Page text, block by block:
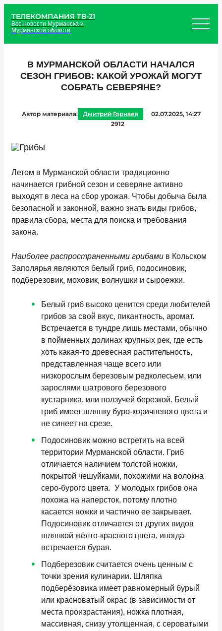
ТЕЛЕКОМПАНИЯ ТВ-21
Все новости Мурманска и
Мурманской области
В МУРМАНСКОЙ ОБЛАСТИ НАЧАЛСЯ
СЕЗОН ГРИБОВ: КАКОЙ УРОЖАЙ МОГУТ
СОБРАТЬ СЕВЕРЯНЕ?
Автор материала: Дмитрий Горнаев
02.07.2025, 14:27
2912
Летом в Мурманской области традиционно
начинается грибной сезон и северяне активно
выходят в леса на сбор урожая. Чтобы добыча была
безопасной и законной, важно знать виды грибов,
правила сбора, места для поиска и требования
закона.
Наиболее распространенными грибами в Кольском
Заполярья являются белый гриб, подосиновик,
подберезовик, моховик, волнушки и сыроежки.
Белый гриб высоко ценится среди любителей
грибов за свой вкус, пикантность, аромат.
Встречается в тундре лишь местами, обычно
в пойменных долинах крупных рек, где есть
хоть какая-то древесная растительность,
представленная чаще всего или
низкорослым березовым редколесьем, или
зарослями шатрового березового
кустарника, или ползучей березкой. Белый
гриб имеет шляпку буро-коричневого цвета и
не синеет на срезе.
Подосиновик можно встретить на всей
территории Мурманской области. Гриб
отличается наличием толстой ножки,
покрытой чешуйками, похожими на волокна
серо-бурого цвета. У молодых грибов она
похожа на наперсток, потому плотно
касается ножки и частично ее закрывает.
Подосиновик отличается от других видов
шляпкой жёлто-красного цвета, иногда
встречается бурая.
Подберезовик считается очень ценным с
точки зрения кулинарии. Шляпка
подберёзовика имеет равномерный бурый
или красноватый окрас (в зависимости от
места произрастания), ножка плотная,
массивная, снизу утолщенная, с сероватыми